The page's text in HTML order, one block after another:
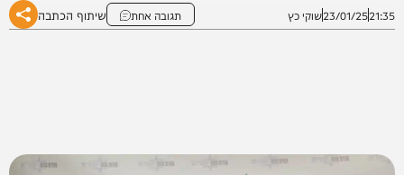
21:35
23/01/25שוקי כץ תגובה אחת שיתוף הכתבה